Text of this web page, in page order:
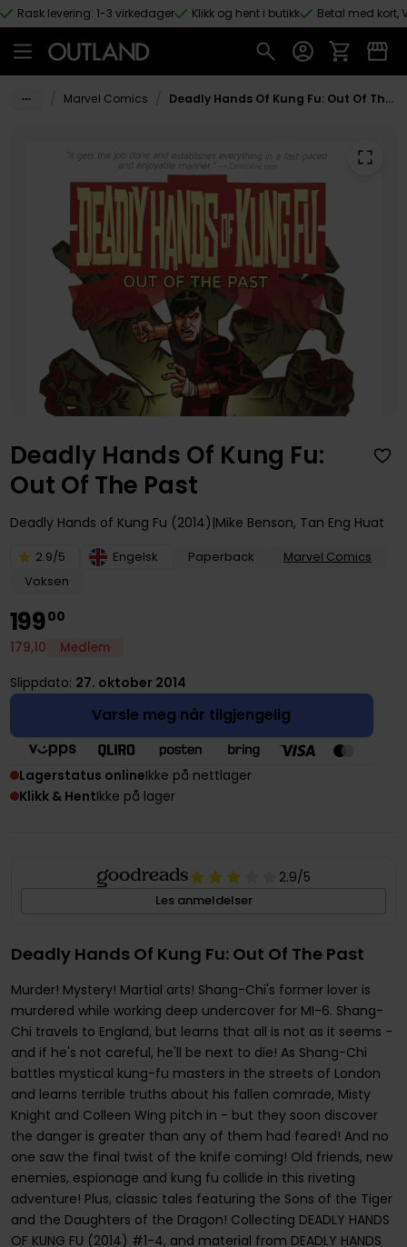
Hopp til hovedinnhold
Rask levering: 1-3 virkedager Klikk og hent i butikk Betal med kort,
Marvel Comics Deadly Hands Of Kung Fu: Out Of The Past
Deadly Hands Of Kung Fu:
Out Of The Past
Deadly Hands of Kung Fu (2014) Mike Benson, Tan Eng Huat
2.9/5 Engelsk Paperback
Marvel Comics
Voksen
19900
179,10 Medlem
Slippdato: 27. oktober 2014
Varsle meg når tilgjengelig
Lagerstatus onlineIkke på nettlager
Klikk & HentIkke på lager
2.9/5
Les anmeldelser
Deadly Hands Of Kung Fu: Out Of The Past
Murder! Mystery! Martial arts! Shang-Chi's former lover is
murdered while working deep undercover for MI-6. Shang-
Chi travels to England, but learns that all is not as it seems -
and if he's not careful, he'll be next to die! As Shang-Chi
battles mystical kung-fu masters in the streets of London
and learns terrible truths about his fallen comrade, Misty
Knight and Colleen Wing pitch in - but they soon discover
the danger is greater than any of them had feared! And no
one saw the final twist of the knife coming! Old friends, new
enemies, espionage and kung fu collide in this riveting
adventure! Plus, classic tales featuring the Sons of the Tiger
and the Daughters of the Dragon! Collecting DEADLY HANDS
OF KUNG FU (2014) #1-4, and material from DEADLY HANDS